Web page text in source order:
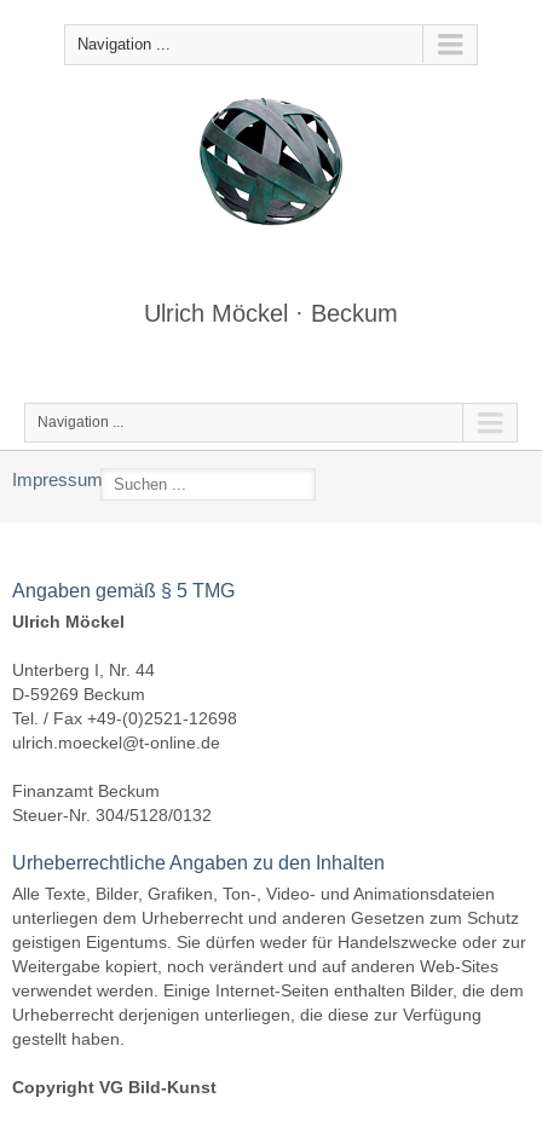
Navigation ...
Ulrich Möckel · Beckum
Navigation ...
Impressum
Angaben gemäß § 5 TMG
Ulrich Möckel
Unterberg I, Nr. 44
D-59269 Beckum
Tel. / Fax +49-(0)2521-12698
ulrich.moeckel@t-online.de
Finanzamt Beckum
Steuer-Nr. 304/5128/0132
Urheberrechtliche Angaben zu den Inhalten
Alle Texte, Bilder, Grafiken, Ton-, Video- und Animationsdateien
unterliegen dem Urheberrecht und anderen Gesetzen zum Schutz
geistigen Eigentums. Sie dürfen weder für Handelszwecke oder zur
Weitergabe kopiert, noch verändert und auf anderen Web-Sites
verwendet werden. Einige Internet-Seiten enthalten Bilder, die dem
Urheberrecht derjenigen unterliegen, die diese zur Verfügung
gestellt haben.
Copyright VG Bild-Kunst